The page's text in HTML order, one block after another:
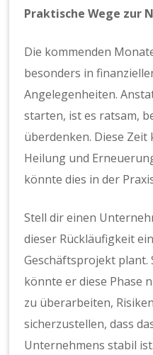
Praktische Wege zur
Die kommenden
besonders in
Angelegenheiten.
starten, ist es ratsam,
überdenken. Diese Zeit
Heilung und
könnte dies in der
Stell dir einen
dieser Rückläufigkeit
Geschäftsprojekt plant.
könnte er diese Phase
zu überarbeiten,
sicherzustellen, dass
Unternehmens stabil